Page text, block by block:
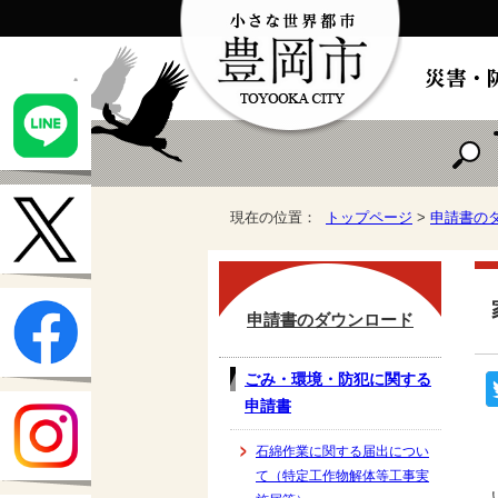
現在の位置： トップページ > 申請書の
申請書のダウンロード
ごみ・環境・防犯に関する
申請書
石綿作業に関する届出につい
て（特定工作物解体等工事実